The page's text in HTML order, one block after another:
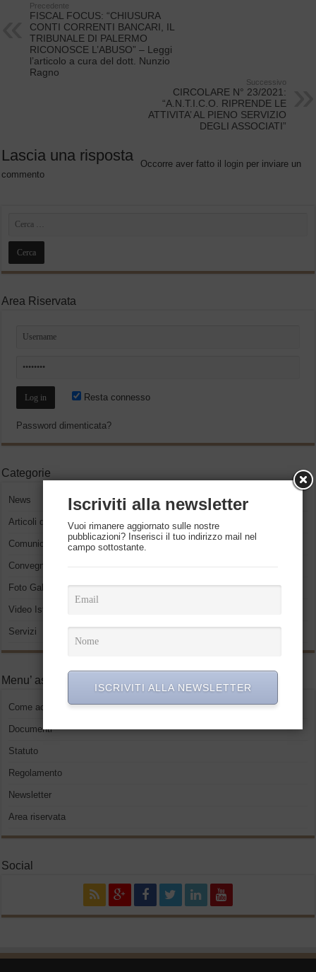
Precedente
FISCAL FOCUS: “CHIUSURA
CONTI CORRENTI BANCARI, IL
TRIBUNALE DI PALERMO
RICONOSCE L’ABUSO” – Leggi
l’articolo a cura del dott. Nunzio
Ragno
Successivo
CIRCOLARE N° 23/2021:
“A.N.T.I.C.O. RIPRENDE LE
ATTIVITA’ AL PIENO SERVIZIO
DEGLI ASSOCIATI”
Lascia una risposta Occorre aver fatto il login per inviare un
commento
Area Riservata
Resta connesso
Password dimenticata?
Categorie
News
Articoli del presidente
Comunicati Stampa
Convegni ed eventi
Foto Gallery
Video Istituzionali
Servizi
Menu’ associati
Come accedere
Documenti
Statuto
Regolamento
Newsletter
Area riservata
Social
Iscriviti alla newsletter
Vuoi rimanere aggiornato sulle nostre
pubblicazioni? Inserisci il tuo indirizzo mail nel
campo sottostante.
ISCRIVITI ALLA NEWSLETTER